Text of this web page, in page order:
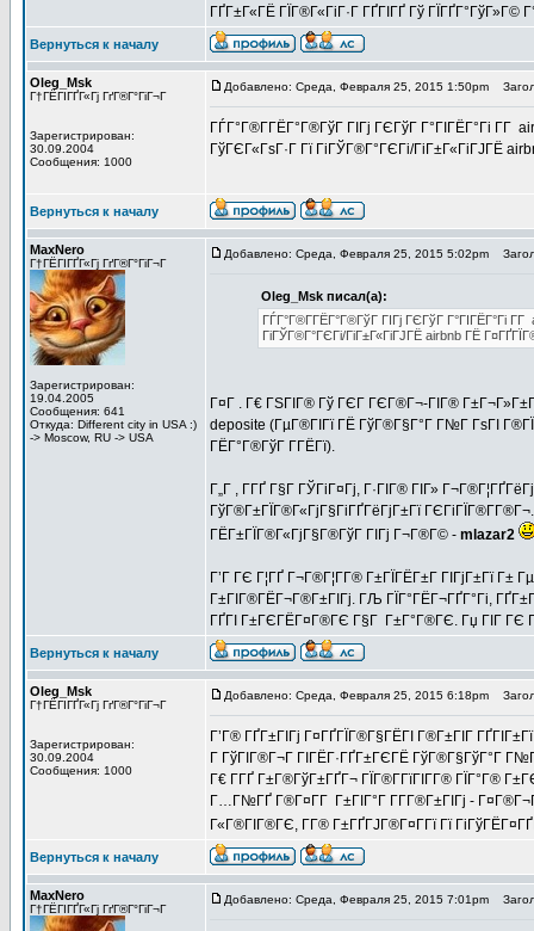
ГҐГ±Г«ГЁ ГЇГ®Г«ГіГ·Г ГҐГІГҐ Гў ГЇГҐГ°ГўГ»Г©
Вернуться к началу
Oleg_Msk
Г†ГЁГІГҐГ«Гј ГґГ®Г°ГіГ¬Г
Зарегистрирован:
30.09.2004
Сообщения: 1000
Добавлено: Среда, Февраля 25, 2015 1:50pm
ГЃГ°Г®Г­ГЁГ°Г®ГўГ ГІГј ГЄГўГ Г°ГІГЁГ°Гі Г­Г
ГўГЄГ«ГѕГ·Г Гї ГіГЎГ®Г°ГЄГі/ГіГ±Г«ГіГЈГЁ
Вернуться к началу
MaxNero
Г†ГЁГІГҐГ«Гј ГґГ®Г°ГіГ¬Г
Зарегистрирован:
19.04.2005
Сообщения: 641
Откуда: Different city in USA :)
-> Moscow, RU -> USA
Добавлено: Среда, Февраля 25, 2015 5:02pm
Oleg_Msk писал(а):
ГЃГ°Г®Г­ГЁГ°Г®ГўГ ГІГј ГЄГўГ Г°ГІГЁГ°Гі Г­Г
ГіГЎГ®Г°ГЄГі/ГіГ±Г«ГіГЈГЁ airbnb ГЁ
Г¤Г . Г€ ГЅГІГ® Гў ГЄГ ГЄГ®Г¬-ГІГ®
deposite (ГµГ®ГІГї ГЁ ГўГ®Г§Г°Г Г№Г ГѕГІ
ГЁГ°Г®ГўГ Г­ГЁГї).
Г„Г , Г­ГҐ Г§Г ГЎГіГ¤Гј, Г·ГІГ® ГІГ»
ГўГ®Г±ГЇГ®Г«ГјГ§ГіГҐГёГјГ±Гї
ГЁГ±ГЇГ®Г«ГјГ§Г®ГўГ ГІГј Г¬Г®Г© - mlazar2
Г’Г ГЄ Г¦ГҐ Г¬Г®Г¦Г­Г® Г±ГЇГЁГ±Г ГІГјГ±Гї
Г±ГІГ®ГЁГ¬Г®Г±ГІГј. ГЉ ГЇГ°ГЁГ¬ГҐГ°Гі,
ГҐГІ Г±ГЄГЁГ¤Г®ГЄ Г§Г Г±Г°Г®ГЄ. Гџ ГІГ ГЄ
Вернуться к началу
Oleg_Msk
Г†ГЁГІГҐГ«Гј ГґГ®Г°ГіГ¬Г
Зарегистрирован:
30.09.2004
Сообщения: 1000
Добавлено: Среда, Февраля 25, 2015 6:18pm
Г’Г® ГҐГ±ГІГј Г¤ГҐГЇГ®Г§ГЁГІ Г®Г±ГІГ
Г ГўГІГ®Г¬Г ГІГЁГ·ГҐГ±ГЄГЁ ГўГ®Г§ГўГ°Г
Г€ Г­ГҐ Г±Г®ГўГ±ГҐГ¬ ГЇГ®Г­ГїГІГ­Г® ГЇГ°Г®
Г…Г№ГҐ Г®Г¤Г­Г Г±ГІГ°Г Г­Г­Г®Г±ГІГј -
Г«Г®ГІГ®ГЄ, Г­Г® Г±ГҐГЈГ®Г¤Г­Гї Гї
Вернуться к началу
MaxNero
Г†ГЁГІГҐГ«Гј ГґГ®Г°ГіГ¬Г
Добавлено: Среда, Февраля 25, 2015 7:01pm